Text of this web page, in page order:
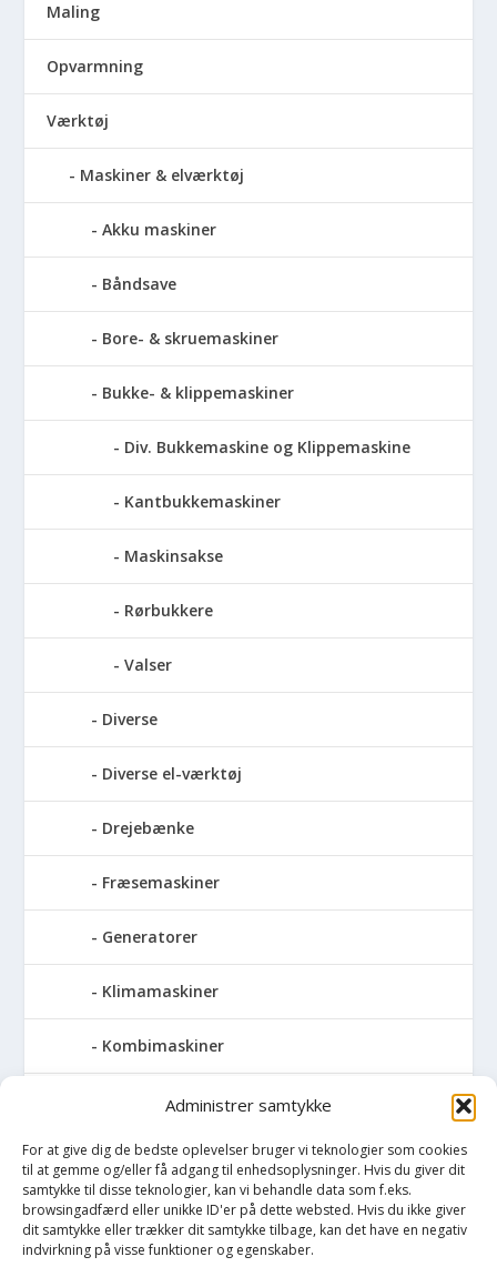
Administrer samtykke
For at give dig de bedste oplevelser bruger vi teknologier som cookies
til at gemme og/eller få adgang til enhedsoplysninger. Hvis du giver dit
samtykke til disse teknologier, kan vi behandle data som f.eks.
browsingadfærd eller unikke ID'er på dette websted. Hvis du ikke giver
dit samtykke eller trækker dit samtykke tilbage, kan det have en negativ
indvirkning på visse funktioner og egenskaber.
Maling
Opvarmning
Værktøj
Maskiner & elværktøj
Akku maskiner
Båndsave
Bore- & skruemaskiner
Bukke- & klippemaskiner
Div. Bukkemaskine og Klippemaskine
Kantbukkemaskiner
Maskinsakse
Rørbukkere
Valser
Diverse
Diverse el-værktøj
Drejebænke
Fræsemaskiner
Generatorer
Klimamaskiner
Kombimaskiner
Kompressor
Pressemaskiner
Save